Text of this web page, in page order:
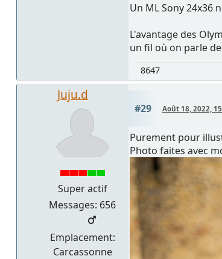
Un ML Sony 24x36
L'avantage des
un fil où on parle
8647
Juju.d
Super actif
Messages: 656
Emplacement:
Carcassonne
#29 Août 18, 2022,
Purement pour
Photo faites avec